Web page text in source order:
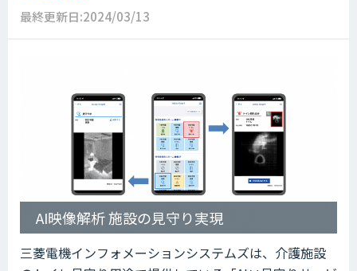
最終更新日:2024/03/13
AI映像解析 施設の見守り実現
三菱電機インフォメーションシステムズは、介護施設